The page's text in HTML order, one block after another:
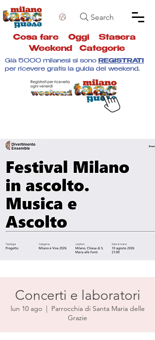
Search
Cosa fare Oggi Stasera
Weekend
Categorie
Già 5000 milanesi si sono REGISTRATI
per ricevere gratis la guida del weekend.
Concerti e laboratori
lun 10 ago
  |
Parrocchia di Santa Maria delle
Grazie